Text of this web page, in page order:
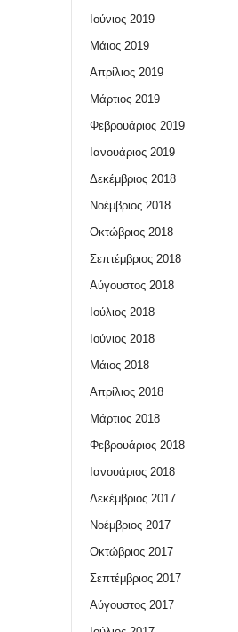
Ιούνιος 2019
Μάιος 2019
Απρίλιος 2019
Μάρτιος 2019
Φεβρουάριος 2019
Ιανουάριος 2019
Δεκέμβριος 2018
Νοέμβριος 2018
Οκτώβριος 2018
Σεπτέμβριος 2018
Αύγουστος 2018
Ιούλιος 2018
Ιούνιος 2018
Μάιος 2018
Απρίλιος 2018
Μάρτιος 2018
Φεβρουάριος 2018
Ιανουάριος 2018
Δεκέμβριος 2017
Νοέμβριος 2017
Οκτώβριος 2017
Σεπτέμβριος 2017
Αύγουστος 2017